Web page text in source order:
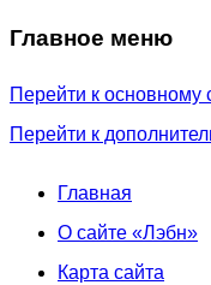
Главное меню
Перейти к
Перейти к
Главная
О сайте «Лэбн»
Карта сайта